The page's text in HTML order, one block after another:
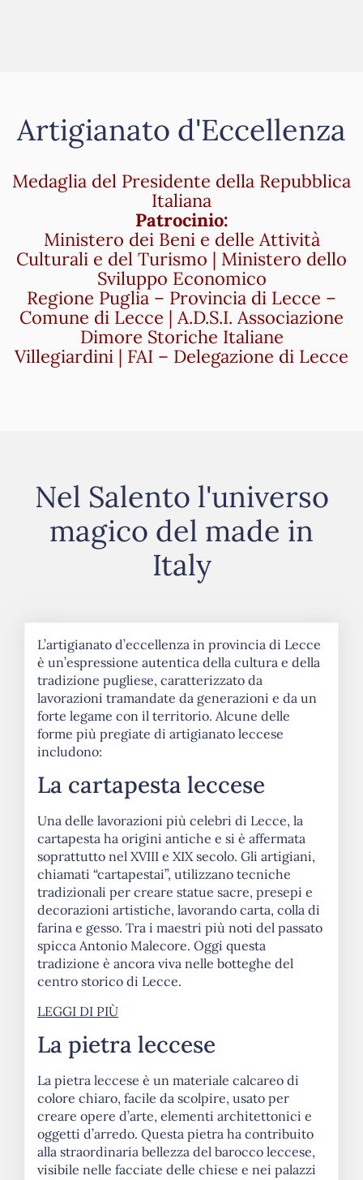
Artigianato d'Eccellenza
Medaglia del Presidente della Repubblica
Italiana
Patrocinio:
Ministero dei Beni e delle Attività
Culturali e del Turismo | Ministero dello
Sviluppo Economico
Regione Puglia – Provincia di Lecce –
Comune di Lecce | A.D.S.I. Associazione
Dimore Storiche Italiane
Villegiardini | FAI – Delegazione di Lecce
Nel Salento l'universo
magico del made in
Italy​
L’artigianato d’eccellenza in provincia di Lecce
è un’espressione autentica della cultura e della
tradizione pugliese, caratterizzato da
lavorazioni tramandate da generazioni e da un
forte legame con il territorio. Alcune delle
forme più pregiate di artigianato leccese
includono:
La cartapesta leccese
Una delle lavorazioni più celebri di Lecce, la
cartapesta ha origini antiche e si è affermata
soprattutto nel XVIII e XIX secolo. Gli artigiani,
chiamati “cartapestai”, utilizzano tecniche
tradizionali per creare statue sacre, presepi e
decorazioni artistiche, lavorando carta, colla di
farina e gesso. Tra i maestri più noti del passato
spicca Antonio Malecore. Oggi questa
tradizione è ancora viva nelle botteghe del
centro storico di Lecce.
LEGGI DI PIÙ
La pietra leccese
La pietra leccese è un materiale calcareo di
colore chiaro, facile da scolpire, usato per
creare opere d’arte, elementi architettonici e
oggetti d’arredo. Questa pietra ha contribuito
alla straordinaria bellezza del barocco leccese,
visibile nelle facciate delle chiese e nei palazzi